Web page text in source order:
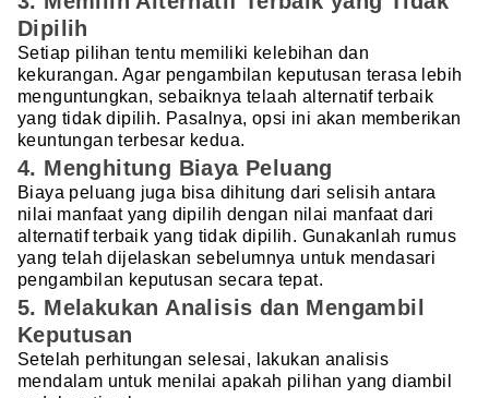
Dipilih
Setiap pilihan tentu memiliki kelebihan dan
kekurangan. Agar pengambilan keputusan terasa lebih
menguntungkan, sebaiknya telaah alternatif terbaik
yang tidak dipilih. Pasalnya, opsi ini akan memberikan
keuntungan terbesar kedua.
4. Menghitung Biaya Peluang
Biaya peluang juga bisa dihitung dari selisih antara
nilai manfaat yang dipilih dengan nilai manfaat dari
alternatif terbaik yang tidak dipilih. Gunakanlah rumus
yang telah dijelaskan sebelumnya untuk mendasari
pengambilan keputusan secara tepat.
5. Melakukan Analisis dan Mengambil
Keputusan
Setelah perhitungan selesai, lakukan analisis
mendalam untuk menilai apakah pilihan yang diambil